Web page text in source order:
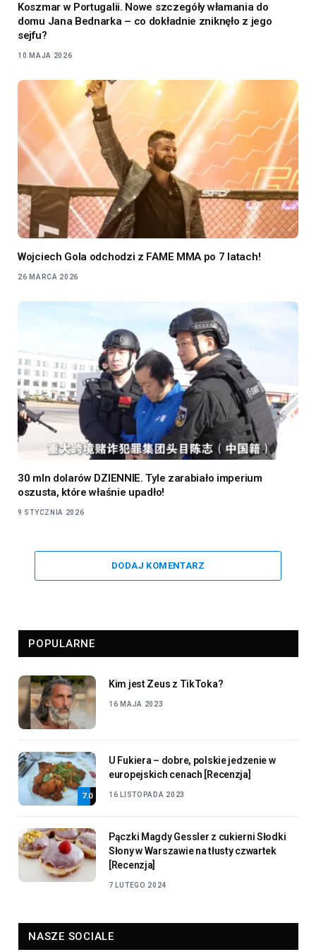
Koszmar w Portugalii. Nowe szczegóły włamania do
domu Jana Bednarka – co dokładnie zniknęło z jego
sejfu?
10 MAJA 2026
Wojciech Gola odchodzi z FAME MMA po 7 latach!
26 MARCA 2026
30 mln dolarów DZIENNIE. Tyle zarabiało imperium
oszusta, które właśnie upadło!
9 STYCZNIA 2026
DODAJ KOMENTARZ
POPULARNE
Kim jest Zeus z TikToka?
16 MAJA 2023
7.0
U Fukiera – dobre, polskie jedzenie w
europejskich cenach [Recenzja]
16 LISTOPADA 2023
Pączki Magdy Gessler z cukierni Słodki
Słony w Warszawie na tłusty czwartek
[Recenzja]
7 LUTEGO 2024
NASZE SOCIALE